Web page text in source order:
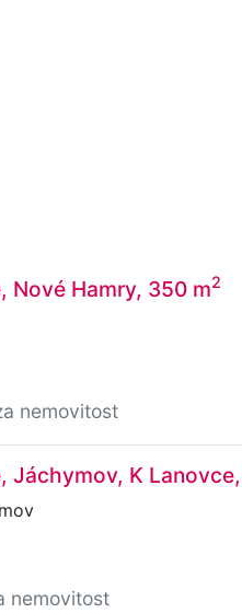
Nové Hamry, 350 m2
nemovitost
Jáchymov, K
nemovitost